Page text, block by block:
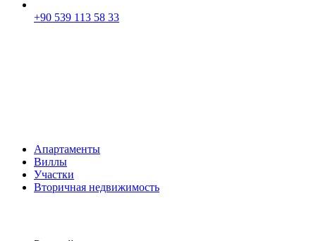
+90 539 113 58 33
Апартаменты
Виллы
Участки
Вторичная недвижимость